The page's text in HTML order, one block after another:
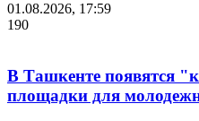
01.08.2026, 17:59
190
В Ташкенте появятся
площадки для